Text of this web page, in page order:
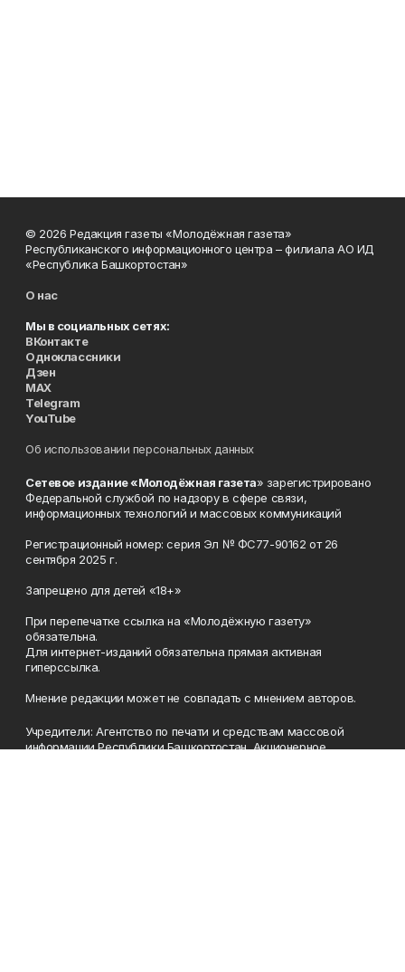
© 2026 Редакция газеты «Молодёжная газета»
Республиканского информационного центра – филиала АО ИД
«Республика Башкортостан»
О нас
Мы в социальных сетях:
ВКонтакте
Одноклассники
Дзен
MAX
Telegram
YouTube
Об использовании персональных данных
Сетевое издание «Молодёжная газета» зарегистрировано
Федеральной службой по надзору в сфере связи,
информационных технологий и массовых коммуникаций
Регистрационный номер: серия Эл № ФС77-90162 от 26
сентября 2025 г.
Запрещено для детей «18+»
При перепечатке ссылка на «Молодёжную газету»
обязательна.
Для интернет-изданий обязательна прямая активная
гиперссылка.
Мнение редакции может не совпадать с мнением авторов.
Учредители: Агентство по печати и средствам массовой
информации Республики Башкортостан, Акционерное